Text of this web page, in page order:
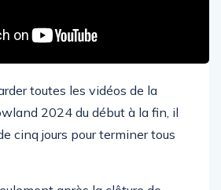
toutes les vidéos de la
2024 du début à la fin, il
cinq jours pour terminer tous